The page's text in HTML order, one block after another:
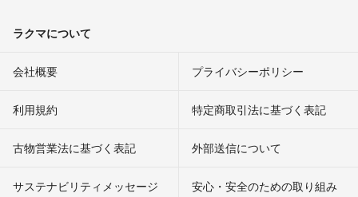
ラクマについて
会社概要 プライバシーポリシー
利用規約 特定商取引法に基づく表記
古物営業法に基づく表記 外部送信について
サステナビリティメッセージ 安心・安全のための取り組み